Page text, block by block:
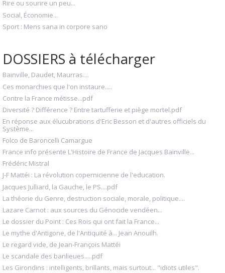
Rire ou sourire un peu...
Social, Économie...
Sport : Mens sana in corpore sano
DOSSIERS à télécharger
Bainville, Daudet, Maurras....
Ces monarchies que l'on instaure.....
Contre la France métisse...pdf
Diversité ? Différence ? Entre tartufferie et piège mortel.pdf
En réponse aux élucubrations d'Eric Besson et d'autres officiels du
Système...
Folco de Baroncelli Camargue
France info présente L'Histoire de France de Jacques Bainville...
Frédéric Mistral
J-F Mattéi : La révolution copernicienne de l'education.
Jacques Julliard, la Gauche, le PS....pdf
La théorie du Genre, destruction sociale, morale, politique....
Lazare Carnot : aux sources du Génocide vendéen...
Le dossier du Point : Ces Rois qui ont fait la France...
Le mythe d'Antigone, de l'Antiquité à... Jean Anouilh.
Le regard vide, de Jean-François Mattéi
Le scandale des banlieues.....pdf
Les Girondins : intelligents, brillants, mais surtout... "idiots utiles".